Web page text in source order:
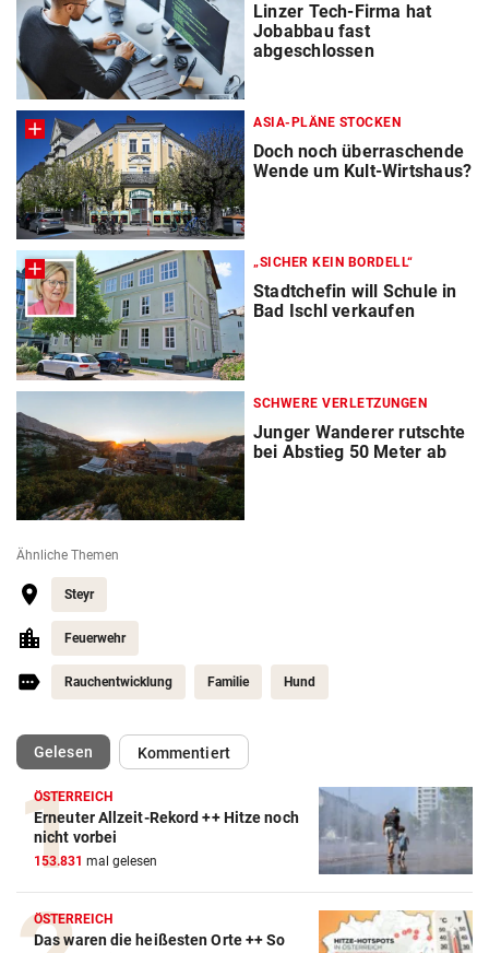
Linzer Tech-Firma hat
Jobabbau fast
abgeschlossen
ASIA-PLÄNE STOCKEN
Doch noch überraschende
Wende um Kult-Wirtshaus?
„SICHER KEIN BORDELL“
Stadtchefin will Schule in
Bad Ischl verkaufen
SCHWERE VERLETZUNGEN
Junger Wanderer rutschte
bei Abstieg 50 Meter ab
Ähnliche Themen
Steyr
Feuerwehr
Rauchentwicklung Familie Hund
Gelesen(ausgewählt)Kommentiert
ÖSTERREICH
Erneuter Allzeit-Rekord ++ Hitze noch
nicht vorbei
153.831 mal gelesen
ÖSTERREICH
Das waren die heißesten Orte ++ So